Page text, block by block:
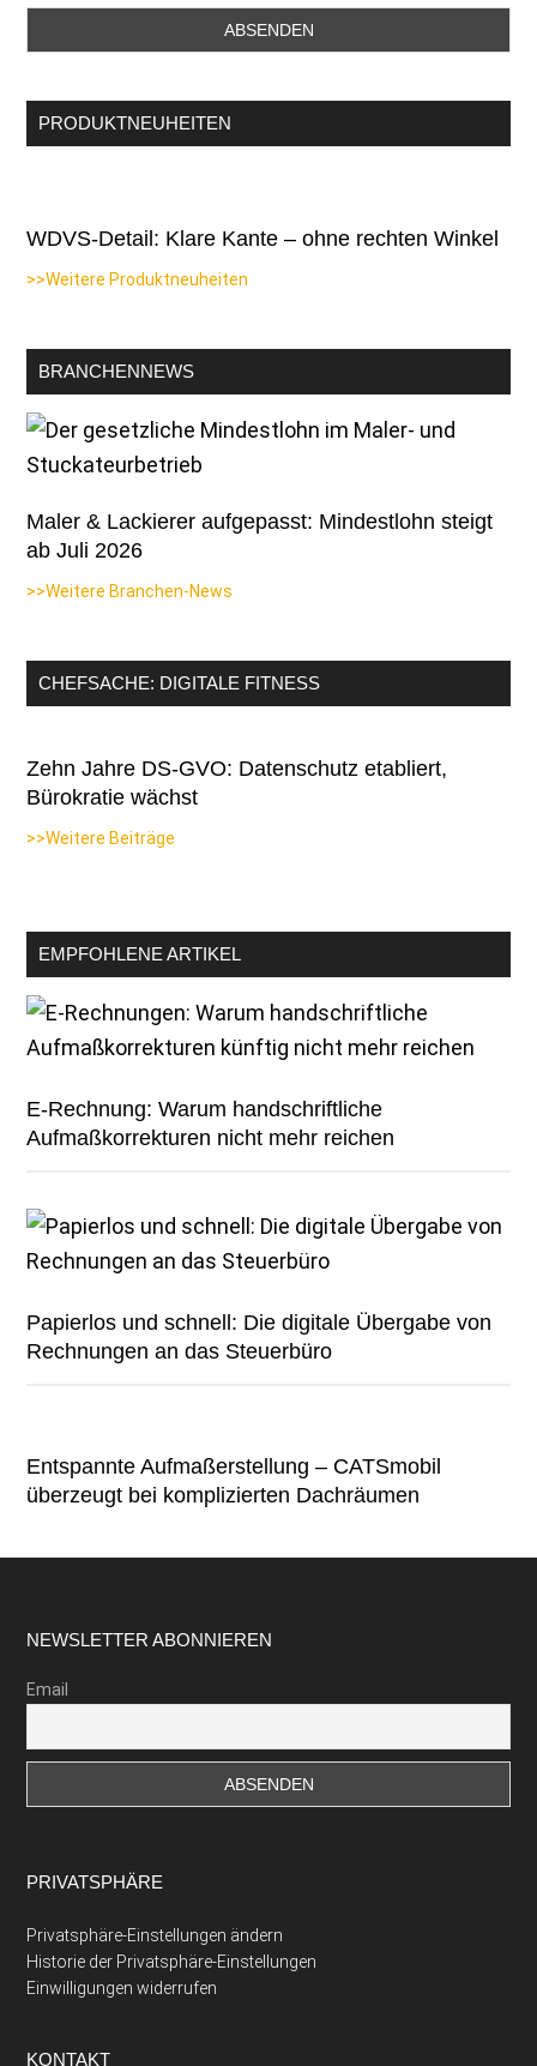
PRODUKTNEUHEITEN
WDVS-Detail: Klare Kante – ohne rechten Winkel
>>Weitere Produktneuheiten
BRANCHENNEWS
Maler & Lackierer aufgepasst: Mindestlohn steigt
ab Juli 2026
>>Weitere Branchen-News
CHEFSACHE: DIGITALE FITNESS
Zehn Jahre DS-GVO: Datenschutz etabliert,
Bürokratie wächst
>>Weitere Beiträge
EMPFOHLENE ARTIKEL
E-Rechnung: Warum handschriftliche
Aufmaßkorrekturen nicht mehr reichen
Papierlos und schnell: Die digitale Übergabe von
Rechnungen an das Steuerbüro
Entspannte Aufmaßerstellung – CATSmobil
überzeugt bei komplizierten Dachräumen
Footer
NEWSLETTER ABONNIEREN
Email
PRIVATSPHÄRE
Privatsphäre-Einstellungen ändern
Historie der Privatsphäre-Einstellungen
Einwilligungen widerrufen
KONTAKT